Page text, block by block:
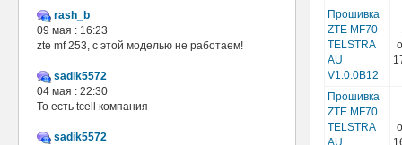
rash_b
09 мая : 16:23
zte mf 253, с этой моделью не работаем!
sadik5572
04 мая : 22:30
То есть tcell компания
sadik5572
Прошивка
ZTE MF70
TELSTRA
AU
V1.0.0B12
Прошивка
ZTE MF70
TELSTRA
AU